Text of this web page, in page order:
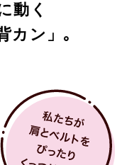
動く
カン」｡